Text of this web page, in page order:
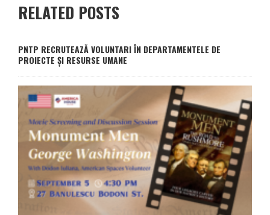
RELATED POSTS
PNTP RECRUTEAZĂ VOLUNTARI ÎN DEPARTAMENTELE DE
PROIECTE ȘI RESURSE UMANE